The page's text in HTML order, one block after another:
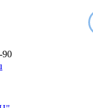
90